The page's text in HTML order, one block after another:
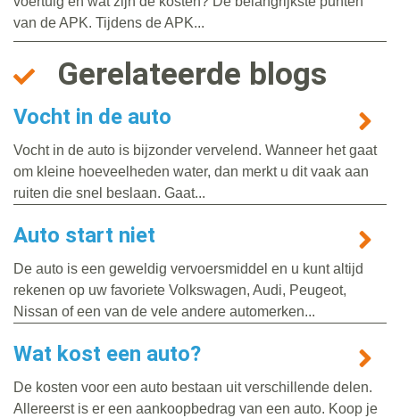
van de APK. Tijdens de APK...
Gerelateerde blogs
Vocht in de auto
Vocht in de auto is bijzonder vervelend. Wanneer het gaat
om kleine hoeveelheden water, dan merkt u dit vaak aan
ruiten die snel beslaan. Gaat...
Auto start niet
De auto is een geweldig vervoersmiddel en u kunt altijd
rekenen op uw favoriete Volkswagen, Audi, Peugeot,
Nissan of een van de vele andere automerken...
Wat kost een auto?
De kosten voor een auto bestaan uit verschillende delen.
Allereerst is er een aankoopbedrag van een auto. Koop je